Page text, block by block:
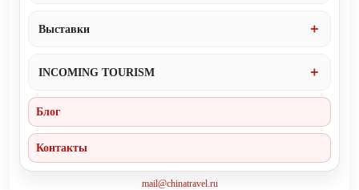
Выставки
INCOMING TOURISM
Блог
Контакты
mail@chinatravel.ru